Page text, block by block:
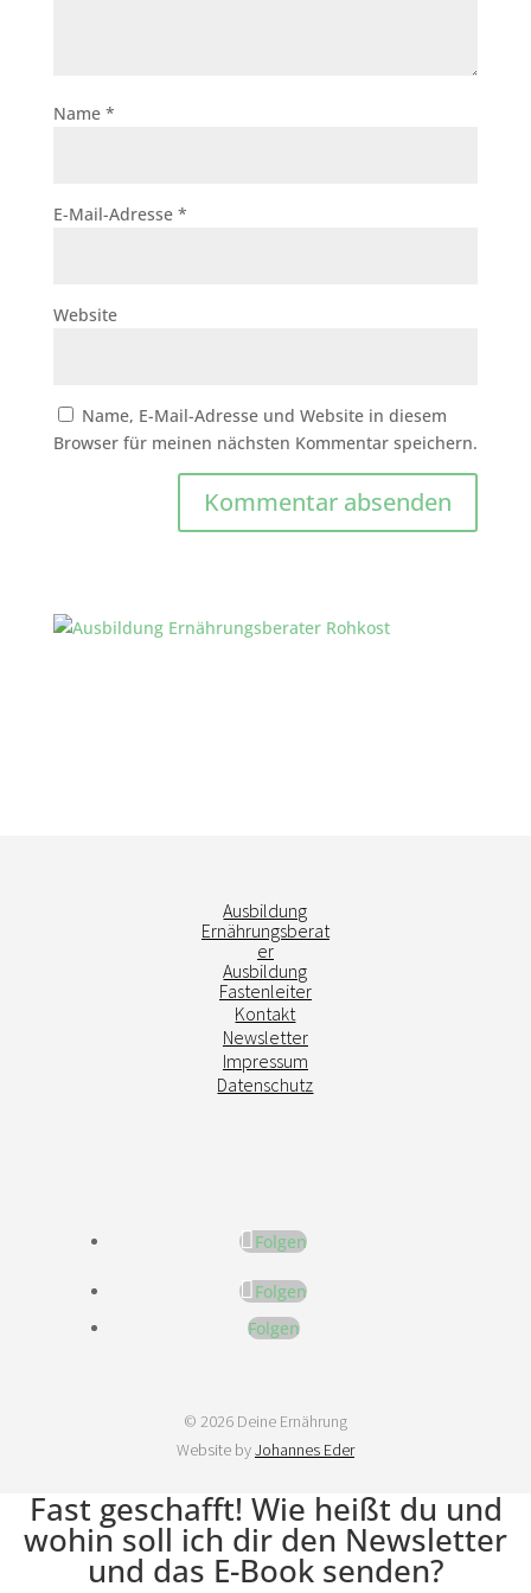
Name *
E-Mail-Adresse *
Website
Name, E-Mail-Adresse und Website in diesem
Browser für meinen nächsten Kommentar speichern.
Ausbildung
Ernährungsberat
er
Ausbildung
Fastenleiter
Kontakt
Newsletter
Impressum
Datenschutz
Folgen
Folgen
Folgen
© 2026 Deine Ernährung
Website byJohannes Eder
Fast geschafft! Wie heißt du und
wohin soll ich dir den Newsletter
und das E-Book senden?